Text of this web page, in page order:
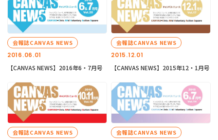
2016.06.01
会報誌CANVAS NEWS
【CANVAS NEWS】2016年6・7月号
2015.12.01
会報誌CANVAS NEWS
【CANVAS NEWS】2015年12・1月号
会報誌CANVAS NEWS 会報誌CANVAS NEWS